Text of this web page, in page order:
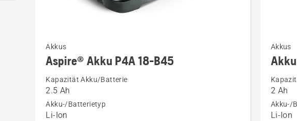
Details
zu
Aspire®
P4A
Akkus
Aspire® Akku P4A 18-B45
Kapazität Akku/Batterie
2.5 Ah
Akku-/Batterietyp
Li-Ion
Details
Akku
B70
Akkus
2 Ah
Akku-/
Li-Ion